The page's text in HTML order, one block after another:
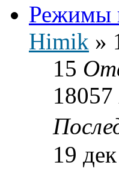
Режимы
Himik »
15
18057
19